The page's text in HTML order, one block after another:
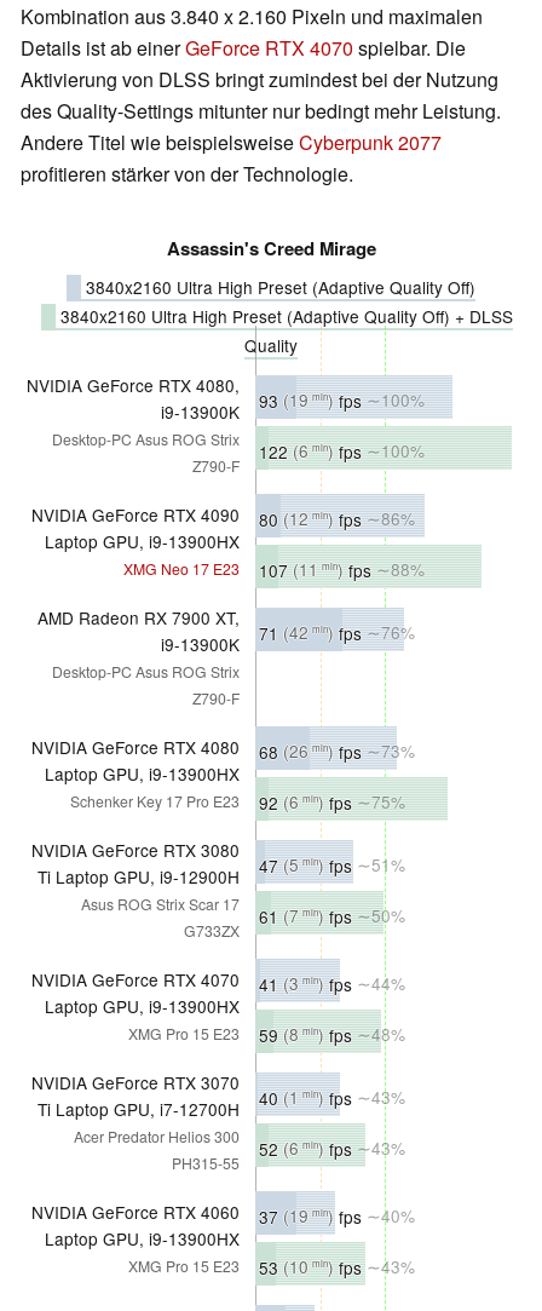
Kombination aus 3.840 x 2.160 Pixeln und maximalen
Details ist ab einerGeForce RTX 4070 spielbar. Die
Aktivierung von DLSS bringt zumindest bei der Nutzung
des Quality-Settings mitunter nur bedingt mehr Leistung.
Andere Titel wie beispielsweiseCyberpunk 2077
profitieren stärker von der Technologie.
Assassin's Creed Mirage
3840x2160 Ultra High Preset (Adaptive Quality Off)
3840x2160 Ultra High Preset (Adaptive Quality Off) + DLSS
Quality
NVIDIA GeForce RTX 4080,
i9-13900K
Desktop-PC Asus ROG Strix
Z790-F
93 (19 min)fps∼100%
122(6 min)fps∼100%
NVIDIA GeForce RTX 4090
Laptop GPU, i9-13900HX
XMG Neo 17 E23
80(12 min)fps∼86%
107(11 min)fps∼88%
AMD Radeon RX 7900 XT,
i9-13900K
Desktop-PC Asus ROG Strix
Z790-F
71 (42 min) fps∼76%
NVIDIA GeForce RTX 4080
Laptop GPU, i9-13900HX
Schenker Key 17 Pro E23
68 (26 min)fps∼73%
92(6 min)fps∼75%
NVIDIA GeForce RTX 3080
Ti Laptop GPU, i9-12900H
Asus ROG Strix Scar 17
G733ZX
47(5 min)fps ∼51%
61(7 min)fps∼50%
NVIDIA GeForce RTX 4070
Laptop GPU, i9-13900HX
XMG Pro 15 E23
41(3 min)fps ∼44%
59(8 min)fps∼48%
NVIDIA GeForce RTX 3070
Ti Laptop GPU, i7-12700H
Acer Predator Helios 300
PH315-55
40(1 min)fps ∼43%
52(6 min)fps∼43%
NVIDIA GeForce RTX 4060
Laptop GPU, i9-13900HX
XMG Pro 15 E23
37 (19 min)fps ∼40%
53(10 min)fps∼43%